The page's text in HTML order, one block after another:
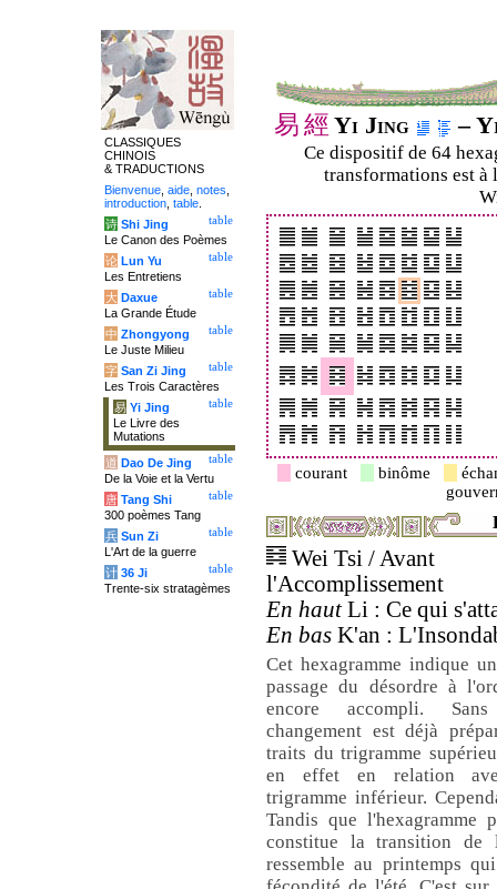
易經 Yi Jing –
Ce dispositif de 64
transformations est à
courant binôme
Wei Tsi / Avant
l'Accomplissement
En hautLi : Ce qui
En bas K'an :
Cet hexagramme indique
passage du désordre à
encore accompli.
changement est déjà
traits du trigramme
en effet en relation
trigramme inférieur.
Tandis que l'hexagramme
constitue la transition de
ressemble au printemps
CLASSIQUES
CHINOIS
& TRADUCTIONS
Bienvenue aide notes
introduction table
table
诗 Shi Jing
Le Canon des Poèmes
table
论 Lun Yu
Les Entretiens
table
大 Daxue
La Grande Étude
table
中 Zhongyong
Le Juste Milieu
table
字 San Zi Jing
Les Trois Caractères
table
易 Yi Jing
Le Livre des
Mutations
table
道 Dao De Jing
De la Voie et la Vertu
table
唐 Tang Shi
300 poèmes Tang
table
兵 Sun Zi
L'Art de la guerre
table
计 36 Ji
Trente-six stratagèmes